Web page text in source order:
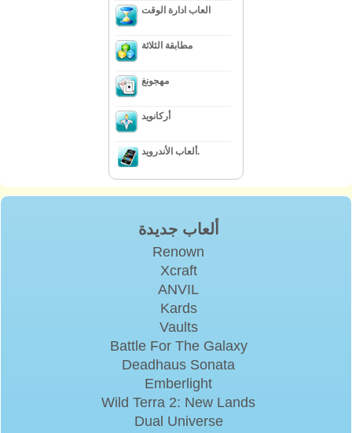
العاب ادارة الوقت
مطابقة الثلاثة
مهجونغ
أركانويد
ألعاب الأندرويد.
ألعاب جديدة
Renown
Xcraft
ANVIL
Kards
Vaults
Battle For The Galaxy
Deadhaus Sonata
Emberlight
Wild Terra 2: New Lands
Dual Universe